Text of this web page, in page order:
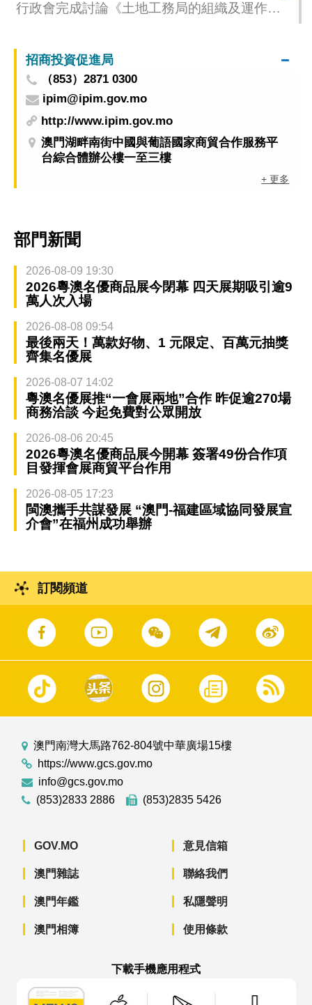
行政會完成討論《土地工務局的組織及運作》
招商投資促進局
（853）2871 0300
ipim@ipim.gov.mo
http://www.ipim.gov.mo
澳門湖畔南街中國與葡語國家商貿合作服務平
台綜合體辦公樓一至三樓
+ 更多
部門新聞
2026-08-09 19:30
2026粵澳名優商品展今閉幕 四天展期吸引逾9
萬人次入場
2026-08-08 09:54
最後兩天！萬款好物、1 元限定、百萬元抽獎
齊集名優展
2026-08-07 14:02
粵澳名優展推“一會展兩地”合作 昨促逾270場
商務洽談 今起免費對公眾開放
2026-08-06 20:45
2026粵澳名優商品展今開幕 簽署49份合作項
目發揮會展商貿平台作用
2026-08-05 17:23
閩澳攜手共謀發展 “澳門-福建區域協同發展宣
介會”在福州成功舉辦
訂閱頻道
澳門南灣大馬路762-804號中華廣場15樓
https://www.gcs.gov.mo
info@gcs.gov.mo
(853)2833 2886
(853)2835 5426
GOV.MO
澳門雜誌
澳門年鑑
澳門相簿
意見信箱
聯絡我們
私隱聲明
使用條款
下載手機應用程式